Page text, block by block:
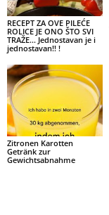
RECEPT ZA OVE PILEĆE
ROLICE JE ONO ŠTO SVI
TRAŽE… Jednostavan je i
jednostavan!! !
Zitronen Karotten
Getränk zur
Gewichtsabnahme